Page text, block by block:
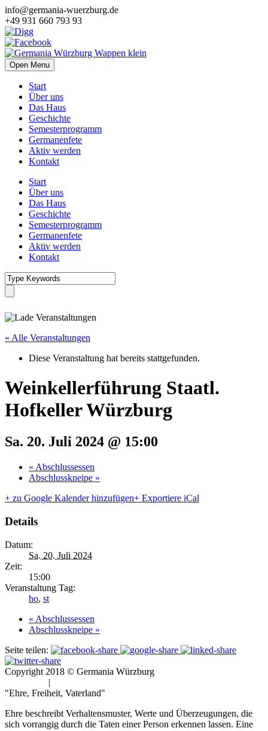
info@germania-wuerzburg.de
+49 931 660 793 93
Open Menu
Start
Über uns
Das Haus
Geschichte
Semesterprogramm
Germanenfete
Aktiv werden
Kontakt
Start
Über uns
Das Haus
Geschichte
Semesterprogramm
Germanenfete
Aktiv werden
Kontakt
« Alle Veranstaltungen
Diese Veranstaltung hat bereits stattgefunden.
Weinkellerführung Staatl.
Hofkeller Würzburg
Sa. 20. Juli 2024 @ 15:00
« Abschlussessen
Abschlusskneipe »
+ zu Google Kalender hinzufügen+ Exportiere iCal
Details
Datum:
Sa. 20. Juli 2024
Zeit:
15:00
Veranstaltung Tag:
ho, st
« Abschlussessen
Abschlusskneipe »
Seite teilen:
Copyright 2018 © Germania Würzburg
|
"Ehre, Freiheit, Vaterland"
Ehre beschreibt Verhaltensmuster, Werte und Überzeugungen, die
sich vorrangig durch die Taten einer Person erkennen lassen. Eine